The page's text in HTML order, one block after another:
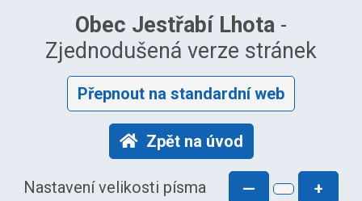
Obec Jestřabí Lhota -
Zjednodušená verze stránek
Přepnout na standardní web
Zpět na úvod
Nastavení velikosti písma — +